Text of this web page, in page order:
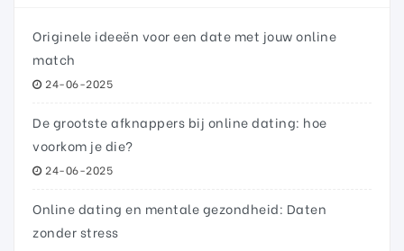
Originele ideeën voor een date met jouw online
match
24-06-2025
De grootste afknappers bij online dating: hoe
voorkom je die?
24-06-2025
Online dating en mentale gezondheid: Daten
zonder stress